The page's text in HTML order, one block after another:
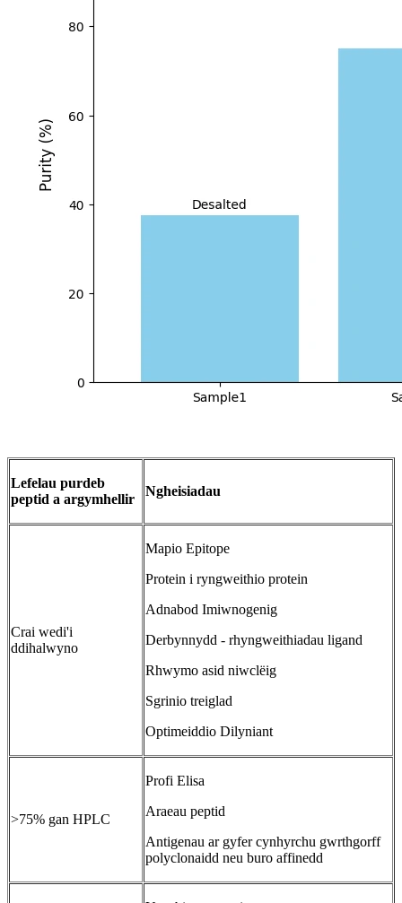
Lefelau purdeb
peptid a argymhellir
Ngheisiadau
Crai wedi'i
ddihalwyno
Mapio Epitope
Protein i ryngweithio protein
Adnabod Imiwnogenig
Derbynnydd - rhyngweithiadau ligand
Rhwymo asid niwclëig
Sgrinio treiglad
Optimeiddio Dilyniant
>75% gan HPLC
Profi Elisa
Araeau peptid
Antigenau ar gyfer cynhyrchu gwrthgorff
polyclonaidd neu buro affinedd